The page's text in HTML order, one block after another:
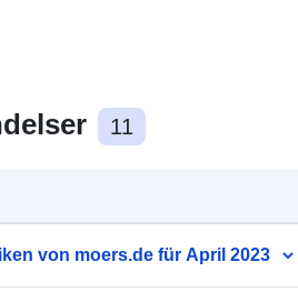
11
von moers.de für April 2023